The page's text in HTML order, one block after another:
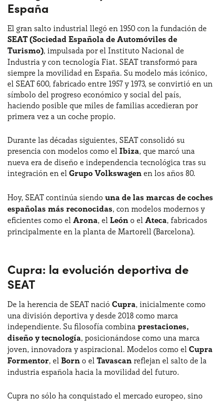
España
El gran salto industrial llegó en 1950 con la fundación de
SEAT (Sociedad Española de Automóviles de
Turismo), impulsada por el Instituto Nacional de
Industria y con tecnología Fiat. SEAT transformó para
siempre la movilidad en España. Su modelo más icónico,
el SEAT 600, fabricado entre 1957 y 1973, se convirtió en un
símbolo del progreso económico y social del país,
haciendo posible que miles de familias accedieran por
primera vez a un coche propio.
Durante las décadas siguientes, SEAT consolidó su
presencia con modelos como el Ibiza, que marcó una
nueva era de diseño e independencia tecnológica tras su
integración en el Grupo Volkswagen en los años 80.
Hoy, SEAT continúa siendo una de las marcas de coches
españolas más reconocidas, con modelos modernos y
eficientes como el Arona, el León o el Ateca, fabricados
principalmente en la planta de Martorell (Barcelona).
Cupra: la evolución deportiva de
SEAT
De la herencia de SEAT nació Cupra, inicialmente como
una división deportiva y desde 2018 como marca
independiente. Su filosofía combina prestaciones,
diseño y tecnología, posicionándose como una marca
joven, innovadora y aspiracional. Modelos como el Cupra
Formentor, el Born o el Tavascan reflejan el salto de la
industria española hacia la movilidad del futuro.
Cupra no sólo ha conquistado el mercado europeo, sino